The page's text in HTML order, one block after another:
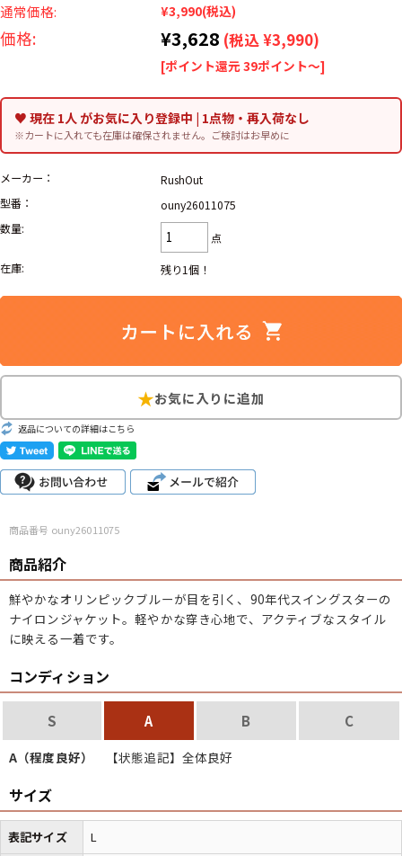
スウェット セーター
パンツ レディース
Search by Particularこだわりから探す
サイズから探す（メンズ）
ジャケット XS S M L XL
XS S M
長袖シャツ
半袖シャツ XS S M
Tシャツ
パンツ
W35,W36 W37以上
Search by Maniacマニアックから探す
Tシャツ
Tシャツ
すべてのマニアックを見る
通常価格: ¥3,990(税込)
価格: ¥3,628 (税込 ¥3,990)
[ポイント還元 39ポイント～]
♥ 現在 1人 がお気に入り登録中 | 1点物・再入荷なし
※カートに入れても在庫は確保されません。ご検討はお早めに
メーカー：
RushOut
型番：
ouny26011075
数量:
点
在庫:
残り1個！
返品についての詳細はこちら
商品番号 ouny26011075
商品紹介
鮮やかなオリンピックブルーが目を引く、90年代スイングスターの
ナイロンジャケット。軽やかな穿き心地で、アクティブなスタイル
に映える一着です。
コンディション
S A B C
A（程度良好） 【状態追記】全体良好
サイズ
表記サイズ
L